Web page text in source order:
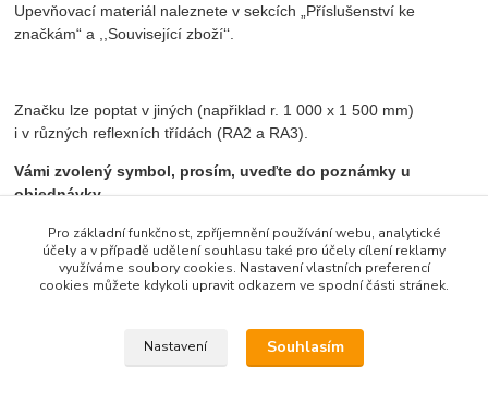
Upevňovací materiál naleznete v sekcích „Příslušenství ke
značkám“ a ,,Související zboží‘‘.
Značku lze poptat v jiných (napřiklad r. 1 000 x 1 500 mm)
i v různých reflexních třídách (RA2 a RA3).
Vámi zvolený symbol, prosím, uveďte do poznámky u
objednávky.
Zboží zařazeno v kategoriích
Pro základní funkčnost, zpříjemnění používání webu, analytické
účely a v případě udělení souhlasu také pro účely cílení reklamy
využíváme soubory cookies. Nastavení vlastních preferencí
cookies můžete kdykoli upravit odkazem ve spodní části stránek.
Nastavení Souhlasím